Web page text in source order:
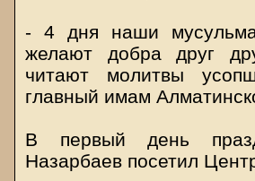
- 4 дня наши
желают добра друг
читают молитвы
главный имам
В первый день
Назарбаев посетил